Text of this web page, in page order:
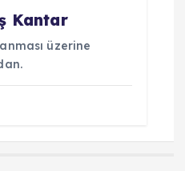
Kantar
üzerine